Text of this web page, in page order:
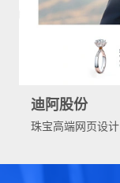
迪阿股份
珠宝高端网页设计